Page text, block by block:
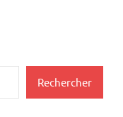
Rechercher